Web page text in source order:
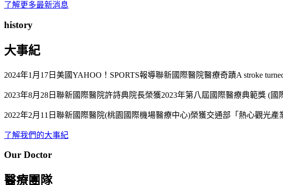
了解更多最新消息
history
大事紀
2024年1月17日美國YAHOO！SPORTS報導聯新國際醫院醫療奇蹟A stroke turned
2023年8月28日聯新國際醫院許詩典院長榮獲2023年第八屆國際醫療典範獎 (
2022年2月11日聯新國際醫院(桃園國際機場醫療中心)榮獲交通部「熱心觀光
了解我們的大事紀
Our Doctor
醫療團隊